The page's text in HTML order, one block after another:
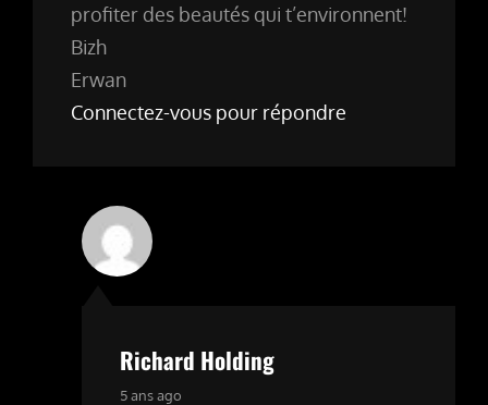
profiter des beautés qui t’environnent!
Bizh
Erwan
Connectez-vous pour répondre
Richard Holding
says:
5 ans ago